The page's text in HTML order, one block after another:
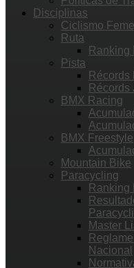
Disciplinas
Ciclismo
Ruta
Ranking
Pista
Récords
Récords
BMX Racing
BMX Freestyle
Mountain Bike
Paracycling
Ranking
Master
Nacional